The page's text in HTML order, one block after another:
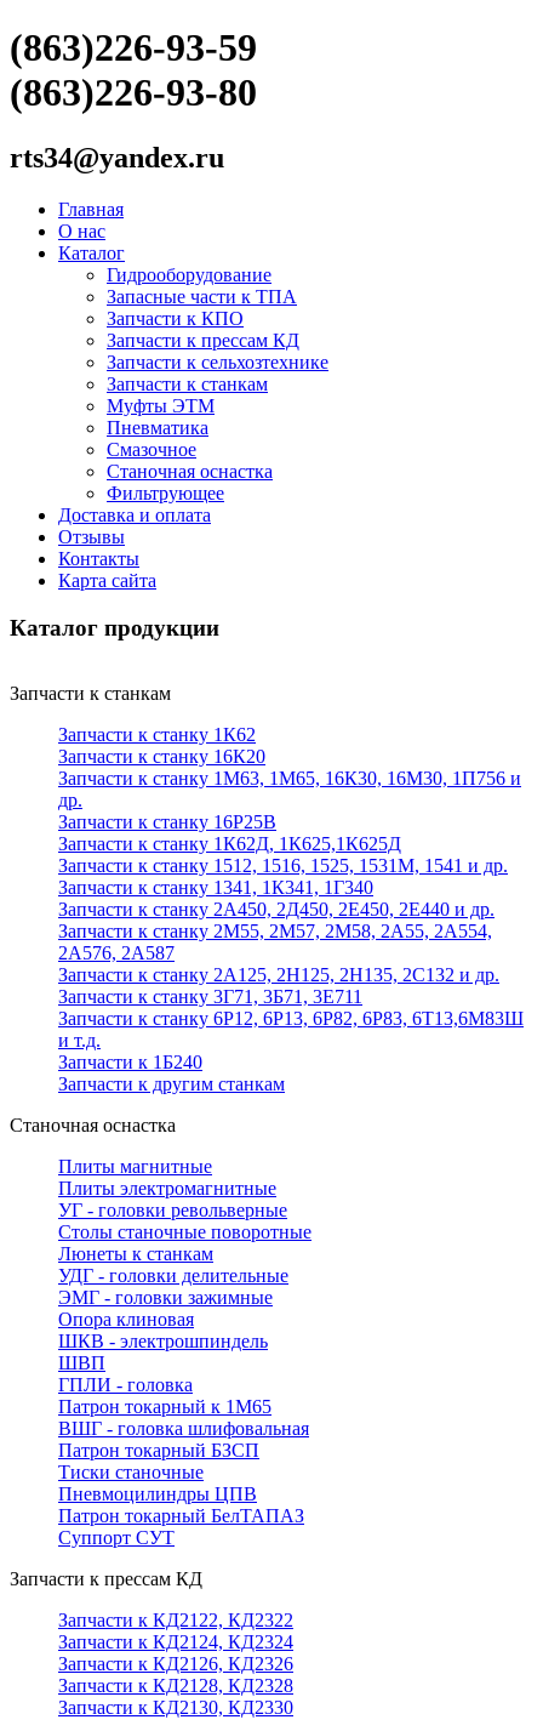
(863)226-93-59
(863)226-93-80
rts34@yandex.ru
Главная
О нас
Каталог
Гидрооборудование
Запасные части к ТПА
Запчасти к КПО
Запчасти к прессам КД
Запчасти к сельхозтехнике
Запчасти к станкам
Муфты ЭТМ
Пневматика
Смазочное
Станочная оснастка
Фильтрующее
Доставка и оплата
Отзывы
Контакты
Карта сайта
Каталог продукции
Запчасти к станкам
Запчасти к станку 1К62
Запчасти к станку 16К20
Запчасти к станку 1М63, 1М65, 16К30, 16М30, 1П756 и
др.
Запчасти к станку 16Р25В
Запчасти к станку 1К62Д, 1К625,1К625Д
Запчасти к станку 1512, 1516, 1525, 1531М, 1541 и др.
Запчасти к станку 1341, 1К341, 1Г340
Запчасти к станку 2А450, 2Д450, 2Е450, 2Е440 и др.
Запчасти к станку 2М55, 2М57, 2М58, 2А55, 2А554,
2А576, 2А587
Запчасти к станку 2А125, 2Н125, 2Н135, 2С132 и др.
Запчасти к станку 3Г71, 3Б71, 3Е711
Запчасти к станку 6Р12, 6Р13, 6Р82, 6Р83, 6Т13,6М83Ш
и т.д.
Запчасти к 1Б240
Запчасти к другим станкам
Станочная оснастка
Плиты магнитные
Плиты электромагнитные
УГ - головки револьверные
Столы станочные поворотные
Люнеты к станкам
УДГ - головки делительные
ЭМГ - головки зажимные
Опора клиновая
ШКВ - электрошпиндель
ШВП
ГПЛИ - головка
Патрон токарный к 1М65
ВШГ - головка шлифовальная
Патрон токарный БЗСП
Тиски станочные
Пневмоцилиндры ЦПВ
Патрон токарный БелТАПАЗ
Суппорт СУТ
Запчасти к прессам КД
Запчасти к КД2122, КД2322
Запчасти к КД2124, КД2324
Запчасти к КД2126, КД2326
Запчасти к КД2128, КД2328
Запчасти к КД2130, КД2330